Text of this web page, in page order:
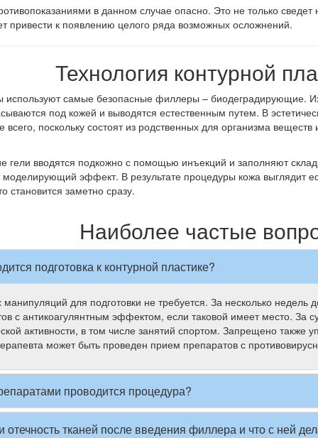
в данном случае опасно. Это не только
привести к появлению целого ряда возможных осложнений.
Технология контурной
самые безопасные филлеры – биодеградирующие. Их
под кожей и выводятся естественным путем. В
поскольку состоят из родственных для организма
гели вводятся подкожно с помощью инъекций и заполняют
моделирующий эффект. В результате процедуры кожа выглядит
становится заметно сразу.
Наиболее частые
подготовка к контурной пластике?
манипуляций для подготовки не требуется. За несколько недель
с антикоагулянтным эффектом, если таковой имеет место. За
активности, в том числе занятий спортом. Запрещено также
может быть проведен прием препаратов с
проводится процедура?
тканей после введения филлера и что с ней